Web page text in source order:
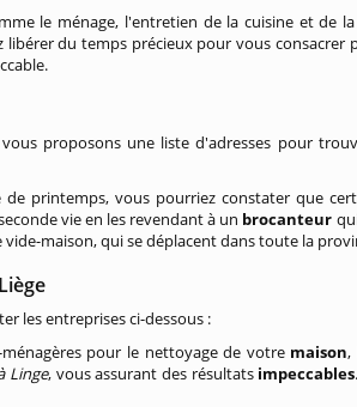
le ménage, l'entretien de la cuisine et de
du temps précieux pour vous consacrer
proposons une liste d'adresses pour
printemps, vous pourriez constater que
vie en les revendant à un brocanteur
vide-maison, qui se déplacent dans toute la
les entreprises ci-dessous :
pour le nettoyage de votremaison,
Linge, vous assurant des résultats impeccables